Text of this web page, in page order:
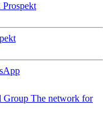
App
Group The network for